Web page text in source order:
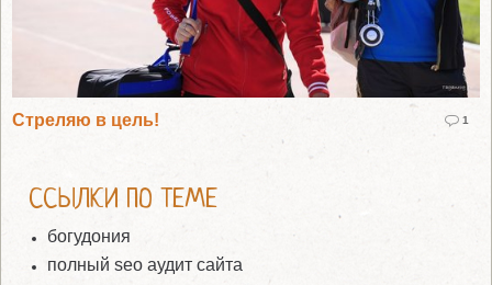
Стреляю в цель! 1
ССЫЛКИ ПО ТЕМЕ
богудония
полный seo аудит сайта